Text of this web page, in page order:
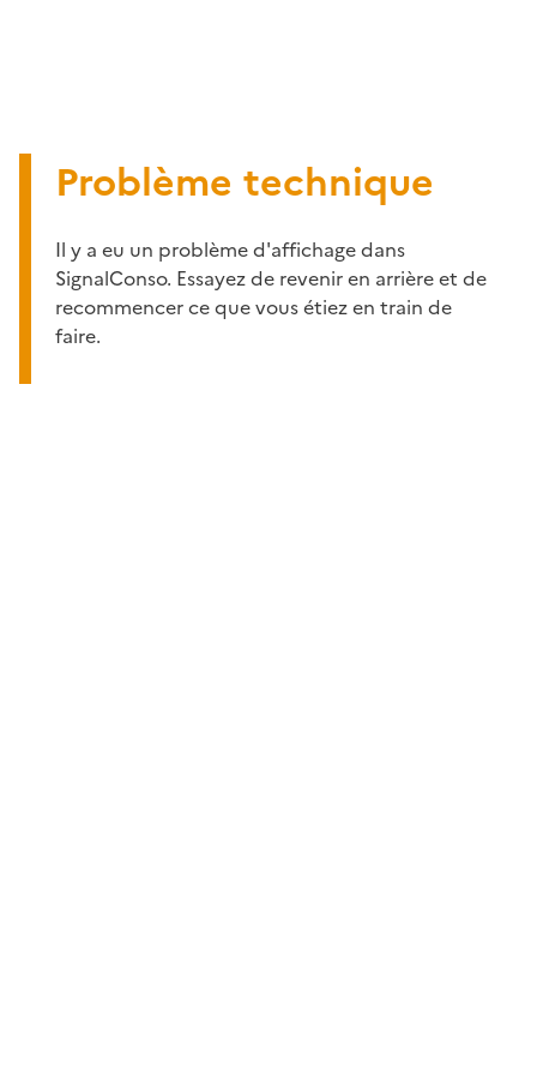
Problème technique
Il y a eu un problème d'affichage dans
SignalConso. Essayez de revenir en arrière et de
recommencer ce que vous étiez en train de
faire.